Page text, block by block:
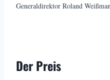
Generaldirektor Roland
Der Preis